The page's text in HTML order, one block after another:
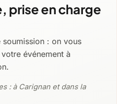
prise en charge
: on vous
événement à
: à Carignan et dans la